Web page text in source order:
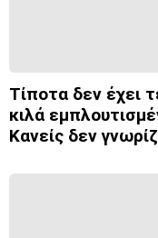
Τίποτα δεν έχει
κιλά
Κανείς δεν